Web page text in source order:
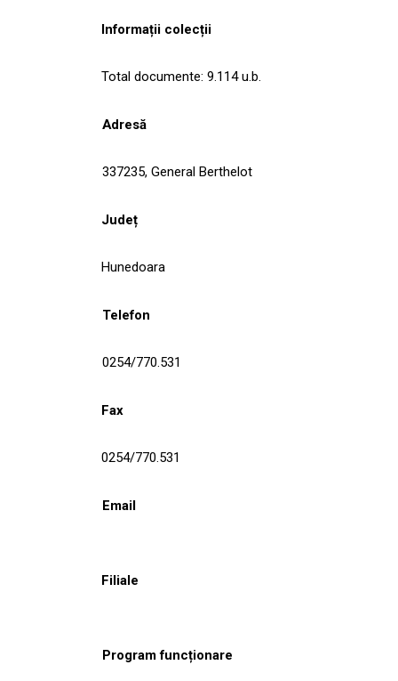
Informații colecții
Total documente: 9.114 u.b.
Adresă
337235, General Berthelot
Județ
Hunedoara
Telefon
0254/770.531
Fax
0254/770.531
Email
Filiale
Program funcționare